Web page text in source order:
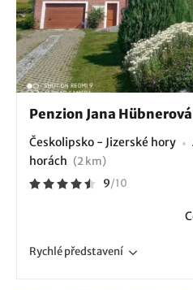
Penzion Jana Hübnerová
Českolipsko - Jizerské hory
horách (2 km)
9/10
Rychlépředstavení